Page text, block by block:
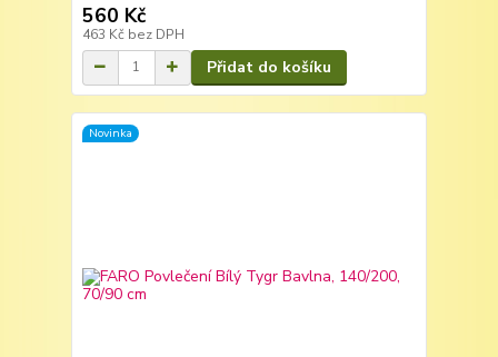
560 Kč
463 Kč bez DPH
Přidat do košíku
Novinka